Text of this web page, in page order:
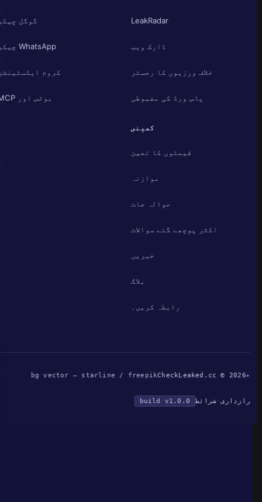
LeakRadar
ڈارک ویب
خلاف ورزیوں کا رجسٹر
پاس ورڈ کی مضبوطی
گوگل چیکر
WhatsApp چیکر
کروم ایکسٹینشن
بوٹس اور MCP
کمپنی
قیمتوں کا تعین
موازنہ
حوالہ جات
اکثر پوچھے گئے سوالات
خبریں
بلاگ
رابطہ کریں۔
CheckLeaked.cc © 2026
bg vector — starline / freepik
رازداری · شرائط build v1.0.0